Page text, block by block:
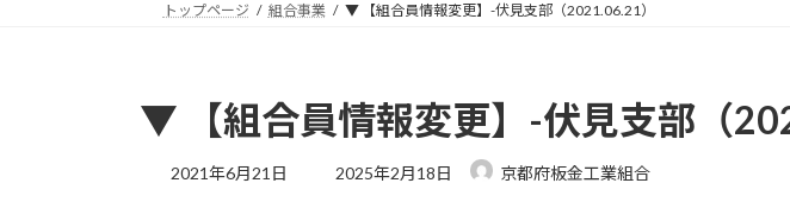
トップページ 組合事業 ▼ 【組合員情報変更】-伏見支部（2021.06.21）
▼ 【組合員情報変更】-伏見支部（
2021年6月21日
最
2025年2月18日 京都府板金工業組合